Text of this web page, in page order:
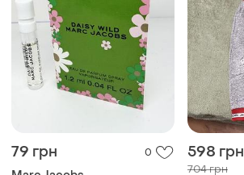
79 грн 0 598 грн
704 грн